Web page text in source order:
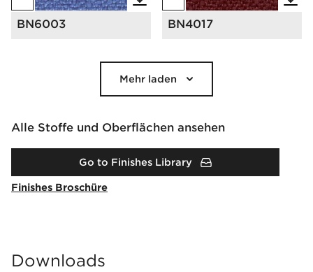
BN6003 BN4017
Mehr laden
Alle Stoffe und Oberflächen ansehen
Go to Finishes Library
Finishes Broschüre
Downloads